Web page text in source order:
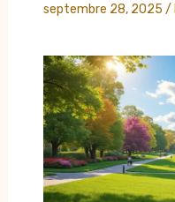
septembre 28, 2025 /